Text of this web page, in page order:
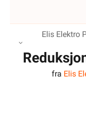
Elis Elektro
fra Elis